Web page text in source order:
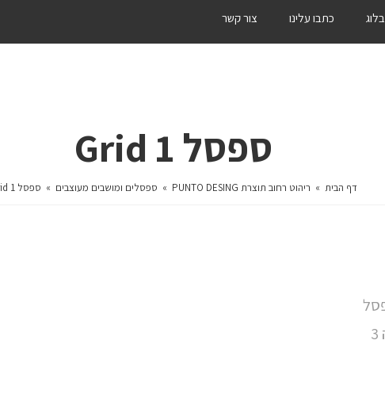
בלוג כתבו עלינו צור קשר
ספסל Grid 1
דף הבית » ריהוט רחוב תוצרת PUNTO DESING » ספסלים ומושבים מעוצבים » ספסל Grid 1